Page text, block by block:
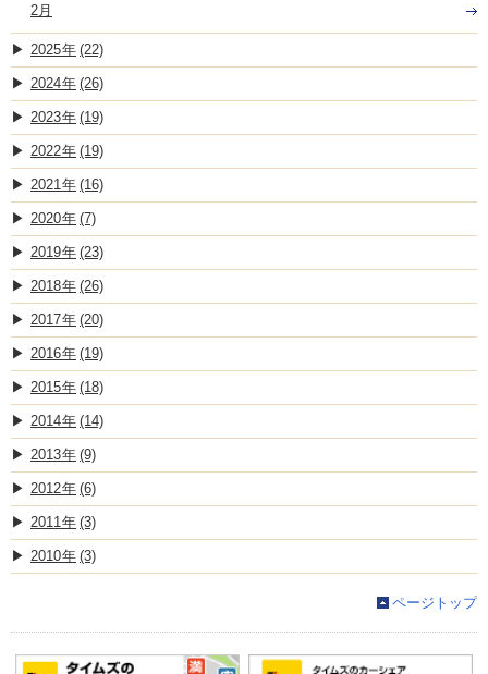
2月
2025 (22)
2024 (26)
2023 (19)
2022 (19)
2021 (16)
2020 (7)
2019 (23)
2018 (26)
2017 (20)
2016 (19)
2015 (18)
2014 (14)
2013 (9)
2012 (6)
2011 (3)
2010 (3)
ページトップ